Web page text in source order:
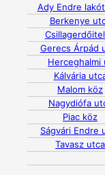
Ady Endre
Berkenye
Gerecs Árpád
Herceghalmi
Kálvária
Malom köz
Nagydiófa
Piac köz
Ságvári Endre
Tavasz utca